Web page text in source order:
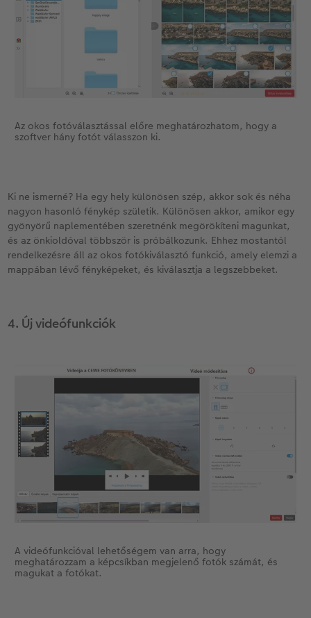
Az okos fotóválasztással előre meghatározhatom, hogy a
szoftver hány fotót válasszon ki.
Ki ne ismerné? Ha egy hely különösen szép, akkor sok és néha
nagyon hasonló fénykép születik. Különösen akkor, amikor egy
gyönyörű naplementében szeretnénk megörökíteni magunkat,
és az önkioldóval többször is próbálkozunk. Ehhez mostantól
rendelkezésre áll az okos fotókiválasztó funkció, amely elemzi a
mappában lévő fényképeket, és kiválasztja a legszebbeket.
4. Új videófunkciók
A videófunkcióval lehetőségem van arra, hogy
meghatározzam a képcsíkban megjelenő fotók számát, és
magukat a fotókat.